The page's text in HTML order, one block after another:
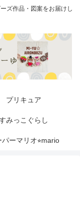
ズ作品・図案をお届けし
プリキュア
みっこぐらし
パーマリオ⭐︎mario